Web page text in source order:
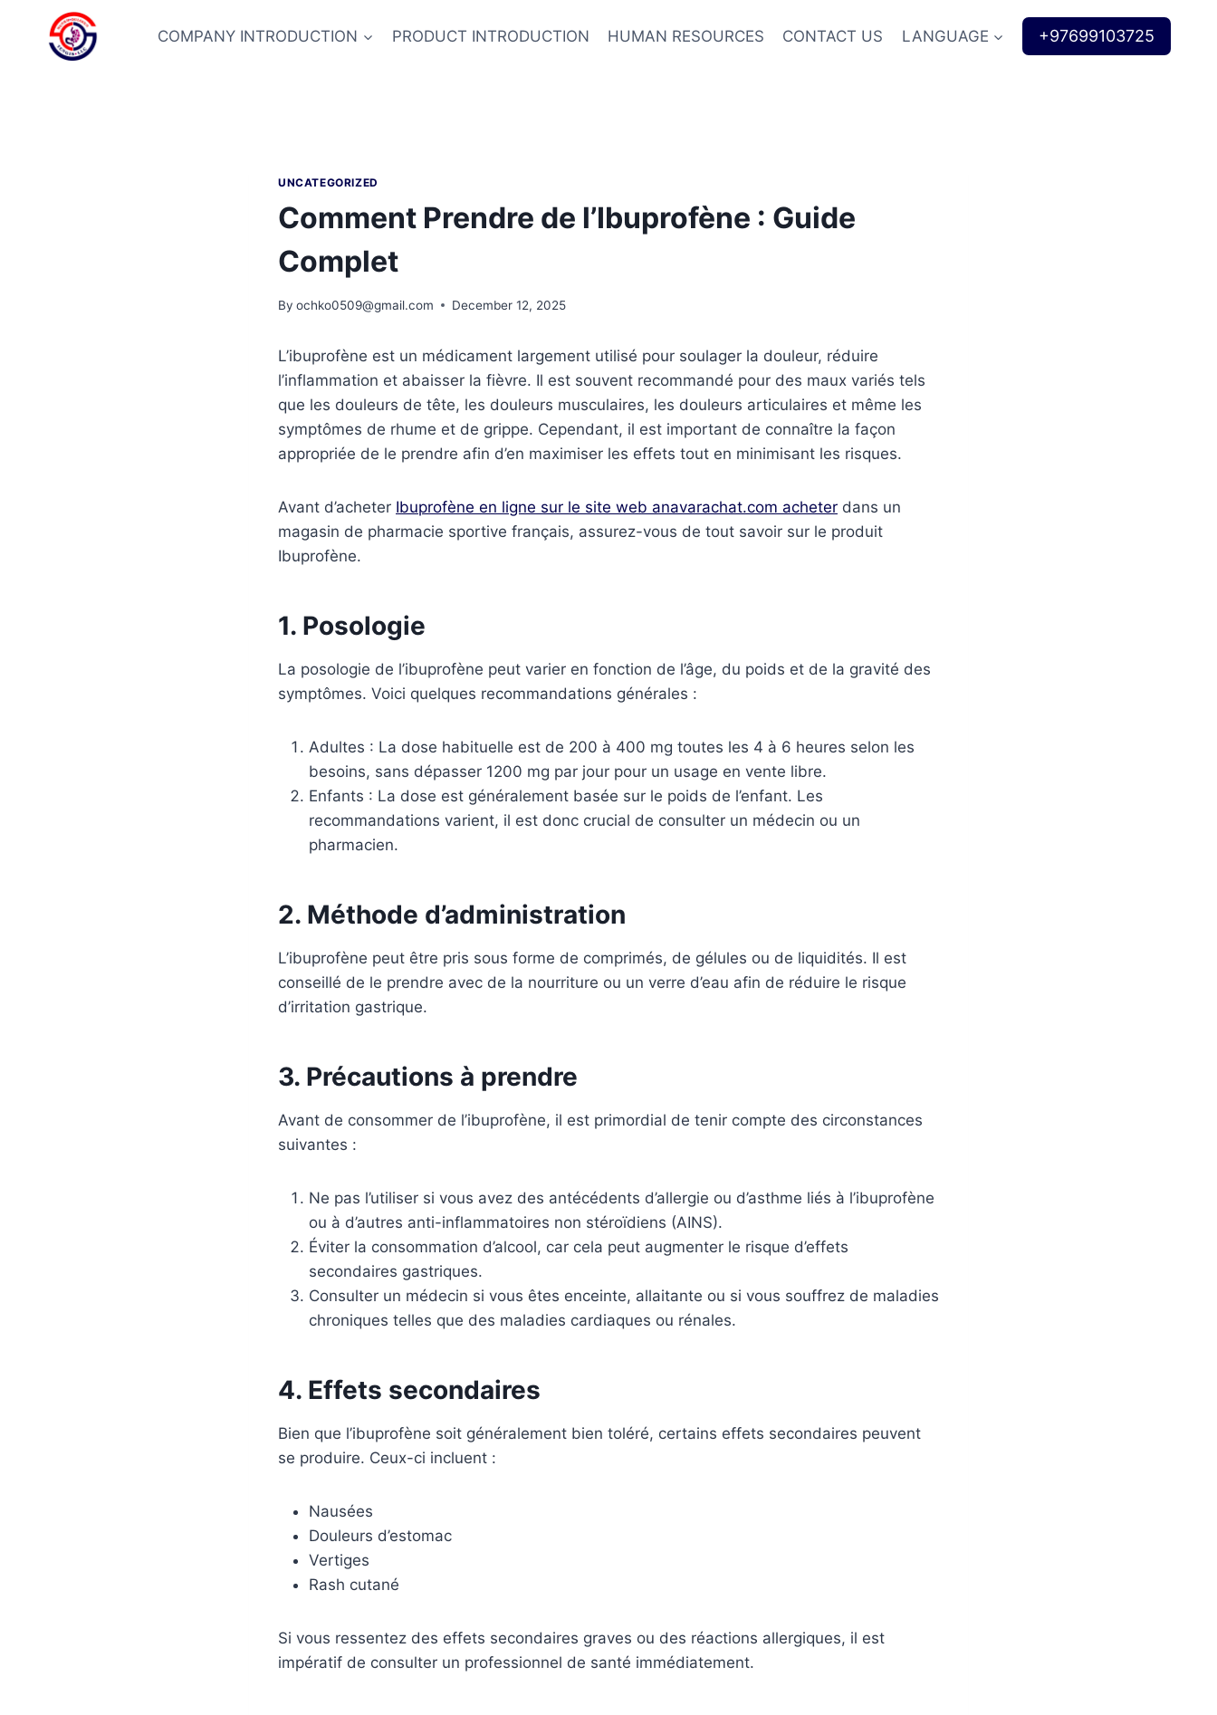
COMPANY INTRODUCTION PRODUCT INTRODUCTION HUMAN RESOURCES CONTACT US LANGUAGE +97699103725
UNCATEGORIZED
Comment Prendre de l’Ibuprofène : Guide
Complet
By ochko0509@gmail.com December 12, 2025
L’ibuprofène est un médicament largement utilisé pour soulager la douleur, réduire
l’inflammation et abaisser la fièvre. Il est souvent recommandé pour des maux variés tels
que les douleurs de tête, les douleurs musculaires, les douleurs articulaires et même les
symptômes de rhume et de grippe. Cependant, il est important de connaître la façon
appropriée de le prendre afin d’en maximiser les effets tout en minimisant les risques.
Avant d’acheter Ibuprofène en ligne sur le site web anavarachat.com acheter dans un
magasin de pharmacie sportive français, assurez-vous de tout savoir sur le produit
Ibuprofène.
1. Posologie
La posologie de l’ibuprofène peut varier en fonction de l’âge, du poids et de la gravité des
symptômes. Voici quelques recommandations générales :
Adultes : La dose habituelle est de 200 à 400 mg toutes les 4 à 6 heures selon les
besoins, sans dépasser 1200 mg par jour pour un usage en vente libre.
Enfants : La dose est généralement basée sur le poids de l’enfant. Les
recommandations varient, il est donc crucial de consulter un médecin ou un
pharmacien.
2. Méthode d’administration
L’ibuprofène peut être pris sous forme de comprimés, de gélules ou de liquidités. Il est
conseillé de le prendre avec de la nourriture ou un verre d’eau afin de réduire le risque
d’irritation gastrique.
3. Précautions à prendre
Avant de consommer de l’ibuprofène, il est primordial de tenir compte des circonstances
suivantes :
Ne pas l’utiliser si vous avez des antécédents d’allergie ou d’asthme liés à l’ibuprofène
ou à d’autres anti-inflammatoires non stéroïdiens (AINS).
Éviter la consommation d’alcool, car cela peut augmenter le risque d’effets
secondaires gastriques.
Consulter un médecin si vous êtes enceinte, allaitante ou si vous souffrez de maladies
chroniques telles que des maladies cardiaques ou rénales.
4. Effets secondaires
Bien que l’ibuprofène soit généralement bien toléré, certains effets secondaires peuvent
se produire. Ceux-ci incluent :
Nausées
Douleurs d’estomac
Vertiges
Rash cutané
Si vous ressentez des effets secondaires graves ou des réactions allergiques, il est
impératif de consulter un professionnel de santé immédiatement.